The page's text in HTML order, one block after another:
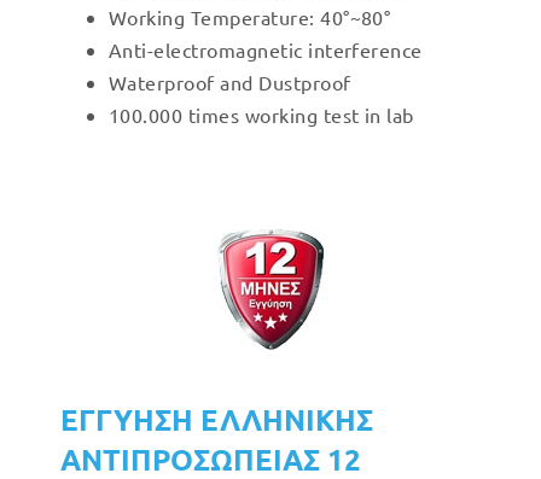
Working Temperature: 40°~80°
Anti-electromagnetic interference
Waterproof and Dustproof
100.000 times working test in lab
ΕΓΓΥΗΣΗ ΕΛΛΗΝΙΚΗΣ
ΑΝΤΙΠΡΟΣΩΠΕΙΑΣ 12